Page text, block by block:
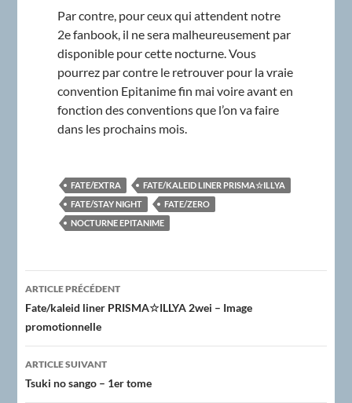
Par contre, pour ceux qui attendent notre
2e fanbook, il ne sera malheureusement par
disponible pour cette nocturne. Vous
pourrez par contre le retrouver pour la vraie
convention Epitanime fin mai voire avant en
fonction des conventions que l’on va faire
dans les prochains mois.
FATE/EXTRA
FATE/KALEID LINER PRISMA☆ILLYA
FATE/STAY NIGHT
FATE/ZERO
NOCTURNE EPITANIME
Navigation
des
articles
ARTICLE PRÉCÉDENT
Fate/kaleid liner PRISMA☆ILLYA 2wei – Image
promotionnelle
ARTICLE SUIVANT
Tsuki no sango – 1er tome